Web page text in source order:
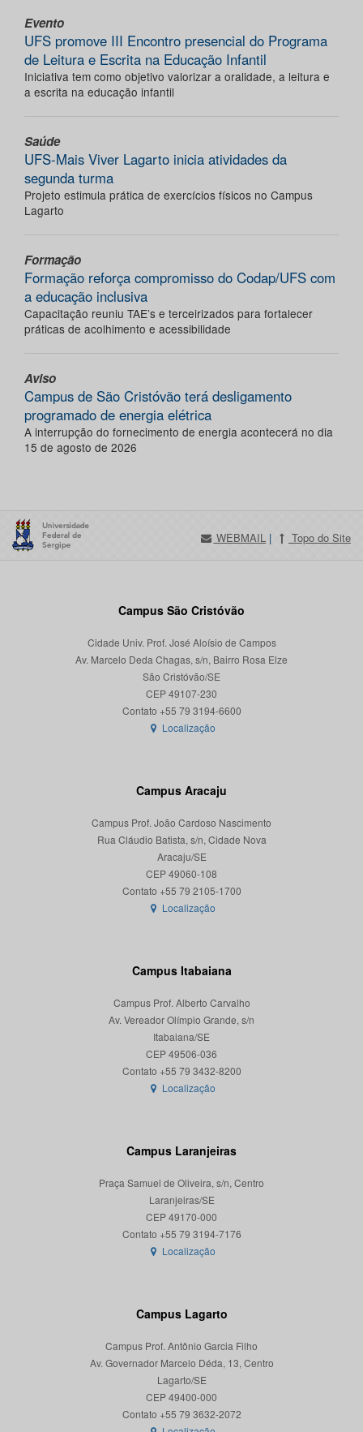
Evento
UFS promove III Encontro presencial do Programa
de Leitura e Escrita na Educação Infantil
Iniciativa tem como objetivo valorizar a oralidade, a leitura e
a escrita na educação infantil
Saúde
UFS-Mais Viver Lagarto inicia atividades da
segunda turma
Projeto estimula prática de exercícios físicos no Campus
Lagarto
Formação
Formação reforça compromisso do Codap/UFS com
a educação inclusiva
Capacitação reuniu TAE’s e terceirizados para fortalecer
práticas de acolhimento e acessibilidade
Aviso
Campus de São Cristóvão terá desligamento
programado de energia elétrica
A interrupção do fornecimento de energia acontecerá no dia
15 de agosto de 2026
WEBMAIL | Topo do Site
Campus São Cristóvão
Cidade Univ. Prof. José Aloísio de Campos
Av. Marcelo Deda Chagas, s/n, Bairro Rosa Elze
São Cristóvão/SE
CEP 49107-230
Localização
Campus Aracaju
Campus Prof. João Cardoso Nascimento
Rua Cláudio Batista, s/n, Cidade Nova
Aracaju/SE
CEP 49060-108
Localização
Campus Itabaiana
Campus Prof. Alberto Carvalho
Av. Vereador Olímpio Grande, s/n
Itabaiana/SE
CEP 49506-036
Localização
Campus Laranjeiras
Praça Samuel de Oliveira, s/n, Centro
Laranjeiras/SE
CEP 49170-000
Localização
Campus Lagarto
Campus Prof. Antônio Garcia Filho
Av. Governador Marcelo Déda, 13, Centro
Lagarto/SE
CEP 49400-000